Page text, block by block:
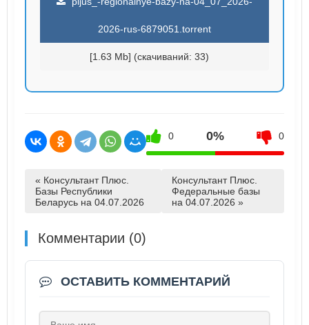
2026-rus-6879051.torrent
[1.63 Mb] (cкачиваний: 33)
0 0% 0
« Консультант Плюс.
Базы Республики
Беларусь на 04.07.2026
Консультант Плюс.
Федеральные базы
на 04.07.2026 »
Комментарии (0)
ОСТАВИТЬ КОММЕНТАРИЙ